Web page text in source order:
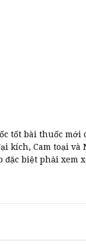
tốt bài thuốc mới
kích, Cam toại
biệt phải xem